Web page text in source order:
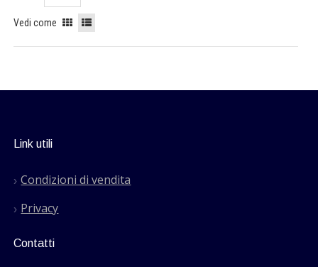
Vedi come
Link utili
Condizioni di vendita
Privacy
Contatti